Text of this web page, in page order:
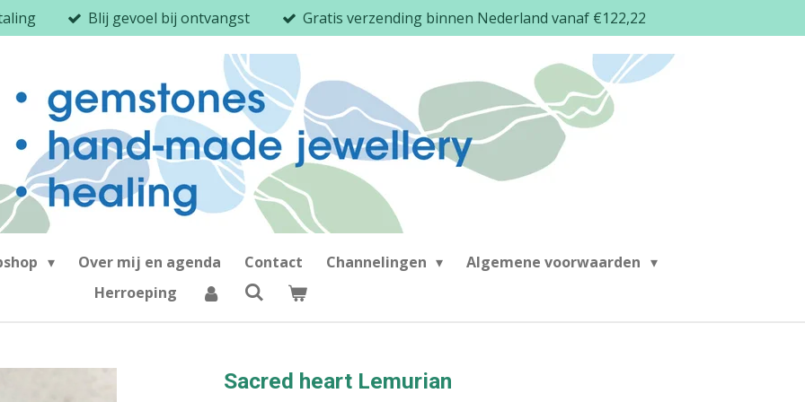
Blij gevoel bij ontvangst Gratis verzending binnen Nederland vanaf €122,22
Over mij en agenda Contact Channelingen
Algemene voorwaarden
Herroeping
Sacred heart Lemurian